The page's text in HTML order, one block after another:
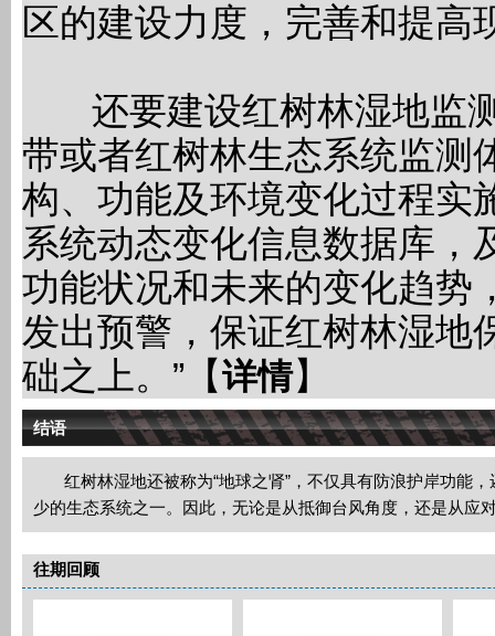
区的建设力度，完善和提高
还要建设红树林湿地监
带或者红树林生态系统监测
构、功能及环境变化过程实
系统动态变化信息数据库，
功能状况和未来的变化趋势
发出预警，保证红树林湿地
础之上。”【详情】
结语
红树林湿地还被称为“地球之肾”，不仅具有防浪护岸功能
少的生态系统之一。因此，无论是从抵御台风角度，还是从应
往期回顾